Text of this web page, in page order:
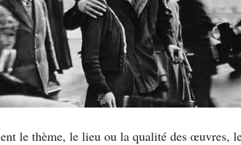
le thème, le lieu ou la qualité des œuvres,